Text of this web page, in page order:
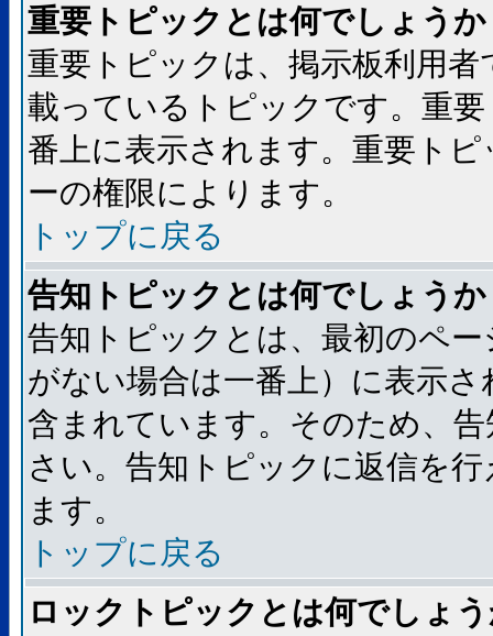
重要トピックとは何でしょうか
重要トピックは、掲示板利用
載っているトピックです。重
番上に表示されます。重要ト
ーの権限によります。
トップに戻る
告知トピックとは何でしょうか
告知トピックとは、最初のペ
がない場合は一番上）に表示
含まれています。そのため、
さい。告知トピックに返信を
ます。
トップに戻る
ロックトピックとは何でしょ